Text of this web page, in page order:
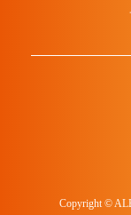
Copyright ©